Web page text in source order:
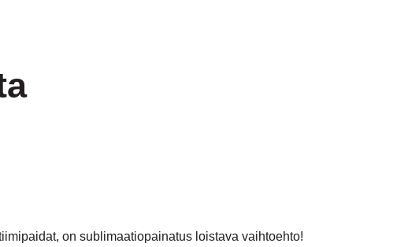
on sublimaatiopainatus loistava vaihtoehto!